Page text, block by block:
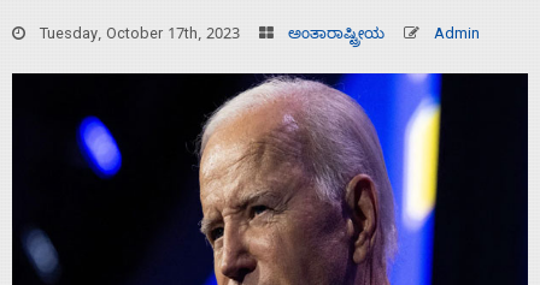
Tuesday, October 17th, 2023 ಅಂತಾರಾಷ್ಟ್ರೀಯ Admin